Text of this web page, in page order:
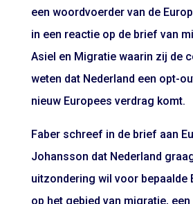
een woordvoerder van de
in een reactie op de brief van
Asiel en Migratie waarin zij de
weten dat Nederland een opt-
nieuw Europees verdrag komt.
Faber schreef in de brief aan
Johansson dat Nederland
uitzondering wil voor bepaalde
op het gebied van migratie,